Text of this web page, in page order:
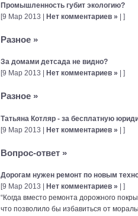
Промышленность губит экологию?
[9 Мар 2013 | Нет комментариев » | ]
Разное »
За домами детсада не видно?
[9 Мар 2013 |
Нет комментариев » | ]
Разное »
Татьяна Котляр - за бесплатную
[9 Мар 2013 | Нет комментариев » | ]
Вопрос-ответ »
Дорогам нужен ремонт по новым
[9 Мар 2013 |
Нет комментариев » | ]
“Когда вместо ремонта дорожного
что позволило бы избавиться от